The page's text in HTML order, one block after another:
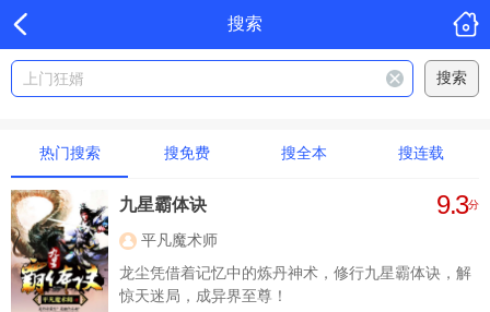
搜索
热门搜索 搜免费 搜全本 搜连载
九星霸体诀 9.3分
平凡魔术师
龙尘凭借着记忆中的炼丹神术，修行九星霸体诀，解
惊天迷局，成异界至尊！